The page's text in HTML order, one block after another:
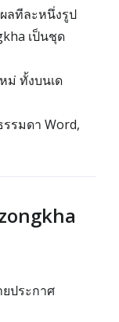
ลทีละหนึ่งรูป
เป็นชุด
ม่ ทั้งบนเด
รมดา Word,
ประกาศ